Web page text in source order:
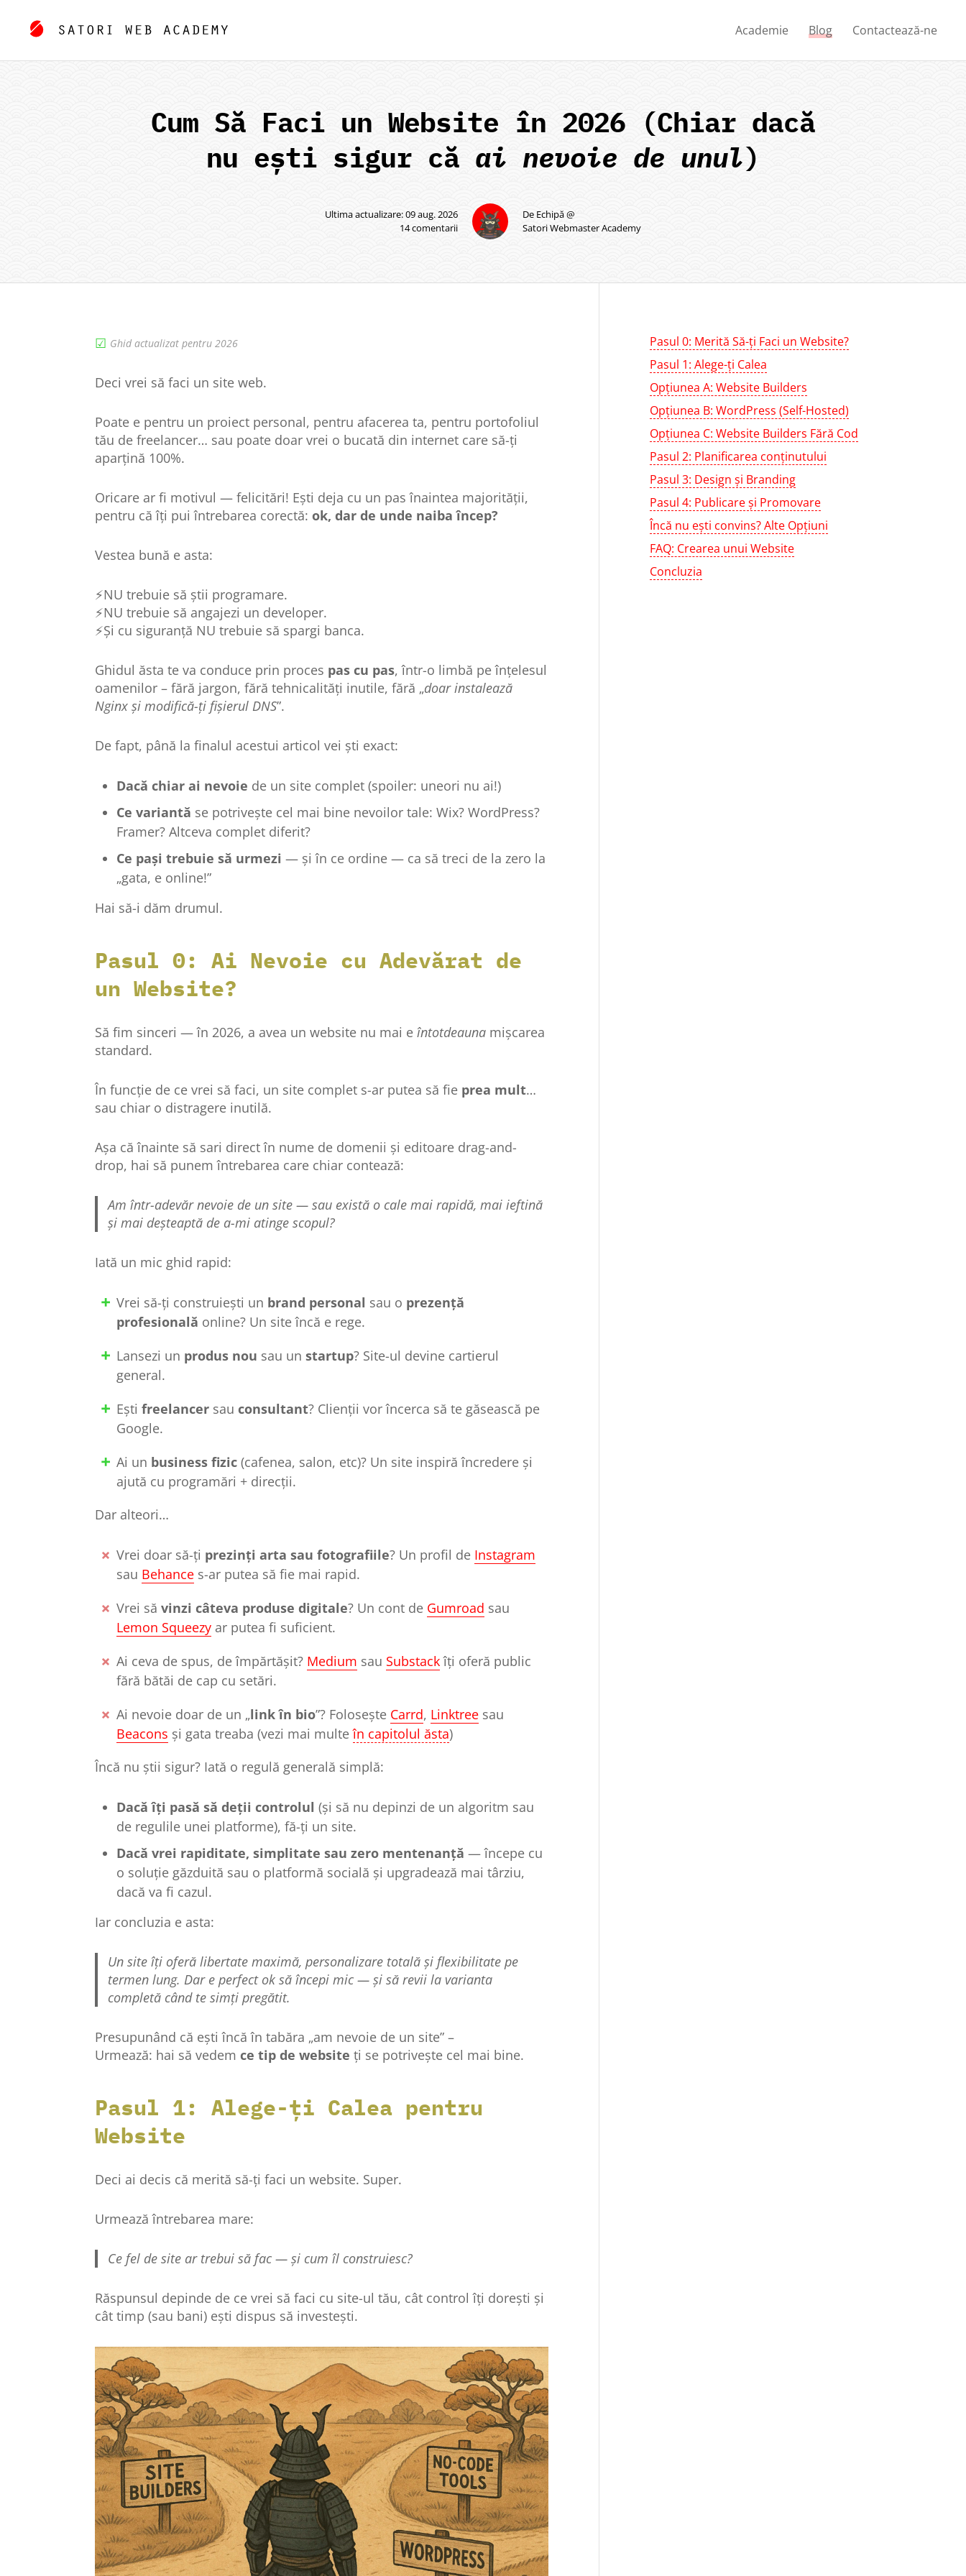
Academie Blog Contactează-ne
Cum Să Faci un Website în 2026 (Chiar dacă
nu ești sigur că ai nevoie de unul)
Ultima actualizare: 09 aug. 2026
14 comentarii
De Echipă @
Satori Webmaster Academy
☑︎ Ghid actualizat pentru 2026
Deci vrei să faci un site web.
Poate e pentru un proiect personal, pentru afacerea ta, pentru portofoliul
tău de freelancer… sau poate doar vrei o bucată din internet care să-ți
aparțină 100%.
Oricare ar fi motivul — felicitări! Ești deja cu un pas înaintea majorității,
pentru că îți pui întrebarea corectă: ok, dar de unde naiba încep?
Vestea bună e asta:
⚡NU trebuie să știi programare.
⚡NU trebuie să angajezi un developer.
⚡Și cu siguranță NU trebuie să spargi banca.
Ghidul ăsta te va conduce prin proces pas cu pas, într-o limbă pe înțelesul
oamenilor – fără jargon, fără tehnicalități inutile, fără „doar instalează
Nginx și modifică-ți fișierul DNS”.
De fapt, până la finalul acestui articol vei ști exact:
Dacă chiar ai nevoie de un site complet (spoiler: uneori nu ai!)
Ce variantă se potrivește cel mai bine nevoilor tale: Wix? WordPress?
Framer? Altceva complet diferit?
Ce pași trebuie să urmezi — și în ce ordine — ca să treci de la zero la
„gata, e online!”
Hai să-i dăm drumul.
Pasul 0: Ai Nevoie cu Adevărat de
un Website?
Să fim sinceri — în 2026, a avea un website nu mai e întotdeauna mișcarea
standard.
În funcție de ce vrei să faci, un site complet s-ar putea să fie prea mult…
sau chiar o distragere inutilă.
Așa că înainte să sari direct în nume de domenii și editoare drag-and-
drop, hai să punem întrebarea care chiar contează:
Am într-adevăr nevoie de un site — sau există o cale mai rapidă, mai ieftină
și mai deșteaptă de a-mi atinge scopul?
Iată un mic ghid rapid:
Vrei să-ți construiești un brand personal sau o prezență
profesională online? Un site încă e rege.
Lansezi un produs nou sau un startup? Site-ul devine cartierul
general.
Ești freelancer sau consultant? Clienții vor încerca să te găsească pe
Google.
Ai un business fizic (cafenea, salon, etc)? Un site inspiră încredere și
ajută cu programări + direcții.
Dar alteori…
Vrei doar să-ți prezinți arta sau fotografiile? Un profil de Instagram
sau Behance s-ar putea să fie mai rapid.
Vrei să vinzi câteva produse digitale? Un cont de Gumroad sau
Lemon Squeezy ar putea fi suficient.
Ai ceva de spus, de împărtășit? Medium sau Substackîți oferă public
fără bătăi de cap cu setări.
Ai nevoie doar de un „link în bio”? Folosește Carrd, Linktree sau
Beacons și gata treaba (vezi mai multeîn capitolul ăsta)
Încă nu știi sigur? Iată o regulă generală simplă:
Dacă îți pasă să deții controlul (și să nu depinzi de un algoritm sau
de regulile unei platforme), fă-ți un site.
Dacă vrei rapiditate, simplitate sau zero mentenanță — începe cu
o soluție găzduită sau o platformă socială și upgradează mai târziu,
dacă va fi cazul.
Iar concluzia e asta:
Un site îți oferă libertate maximă, personalizare totală și flexibilitate pe
termen lung. Dar e perfect ok să începi mic — și să revii la varianta
completă când te simți pregătit.
Presupunând că ești încă în tabăra „am nevoie de un site” –
Urmează: hai să vedem ce tip de website ți se potrivește cel mai bine.
Pasul 1: Alege-ți Calea pentru
Website
Deci ai decis că merită să-ți faci un website. Super.
Urmează întrebarea mare:
Ce fel de site ar trebui să fac — și cum îl construiesc?
Răspunsul depinde de ce vrei să faci cu site-ul tău, cât control îți dorești și
cât timp (sau bani) ești dispus să investești.
Pasul 0: Merită Să-ți Faci un Website?
Pasul 1: Alege-ți Calea
Opțiunea A: Website Builders
Opțiunea B: WordPress (Self-Hosted)
Opțiunea C: Website Builders Fără Cod
Pasul 2: Planificarea conținutului
Pasul 3: Design și Branding
Pasul 4: Publicare și Promovare
Încă nu ești convins? Alte Opțiuni
FAQ: Crearea unui Website
Concluzia